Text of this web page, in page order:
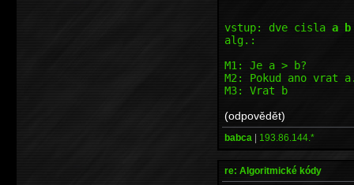
vstup: dve cisla a b
alg.:
M1: Je a > b?
M2: Pokud ano vrat
M3: Vrat b
(odpovědět)
babca | 193.86.144.*
re: Algoritmické kódy